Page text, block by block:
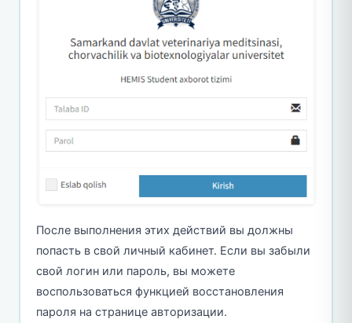
После выполнения этих действий вы должны
попасть в свой личный кабинет. Если вы забыли
свой логин или пароль, вы можете
воспользоваться функцией восстановления
пароля на странице авторизации.